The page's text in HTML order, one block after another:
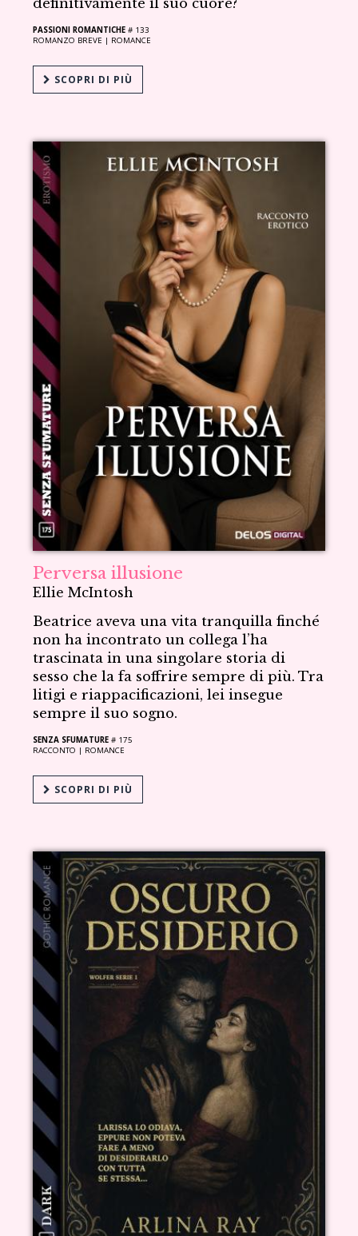
definitivamente il suo cuore?
PASSIONI ROMANTICHE # 133
ROMANZO BREVE | ROMANCE
SCOPRI DI PIÙ
Perversa illusione
Ellie McIntosh
Beatrice aveva una vita tranquilla finché
non ha incontrato un collega l’ha
trascinata in una singolare storia di
sesso che la fa soffrire sempre di più. Tra
litigi e riappacificazioni, lei insegue
sempre il suo sogno.
SENZA SFUMATURE # 175
RACCONTO | ROMANCE
SCOPRI DI PIÙ